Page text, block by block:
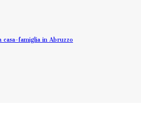
casa-famiglia in Abruzzo